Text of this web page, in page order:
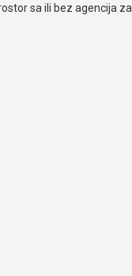
sa ili bez agencija za